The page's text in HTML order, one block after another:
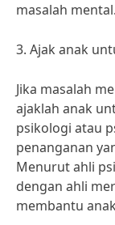
masalah
3. Ajak anak
Jika masalah
ajaklah anak
psikologi atau
penanganan
Menurut ahli
dengan ahli
membantu